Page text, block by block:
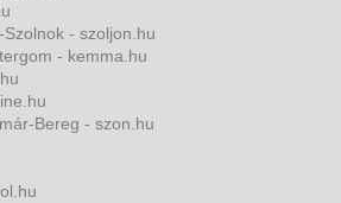
- szoljon.hu
- kemma.hu
Bereg - szon.hu